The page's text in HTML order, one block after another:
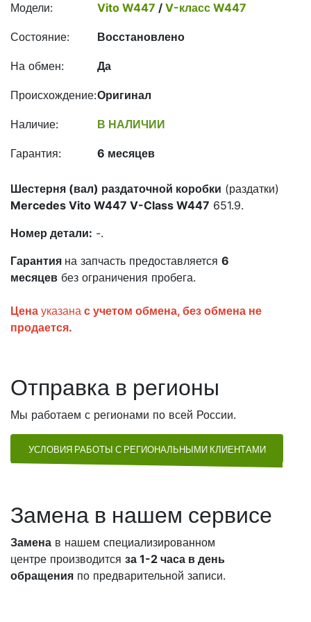
Модели: Vito W447 / V-класс W447
Состояние: Восстановлено
На обмен: Да
Происхождение:Оригинал
Наличие: В НАЛИЧИИ
Гарантия: 6 месяцев
Шестерня (вал) раздаточной коробки (раздатки)
Mercedes Vito W447 V-Class W447 651.9.
Номер детали: -.
Гарантия на запчасть предоставляется 6
месяцев без ограничения пробега.
Цена указана с учетом обмена, без обмена не
продается.
Отправка в регионы
Мы работаем с регионами по всей России.
УСЛОВИЯ РАБОТЫ С РЕГИОНАЛЬНЫМИ КЛИЕНТАМИ
Замена в нашем сервисе
Замена в нашем специализированном
центре производится за 1-2 часа в день
обращения по предварительной записи.